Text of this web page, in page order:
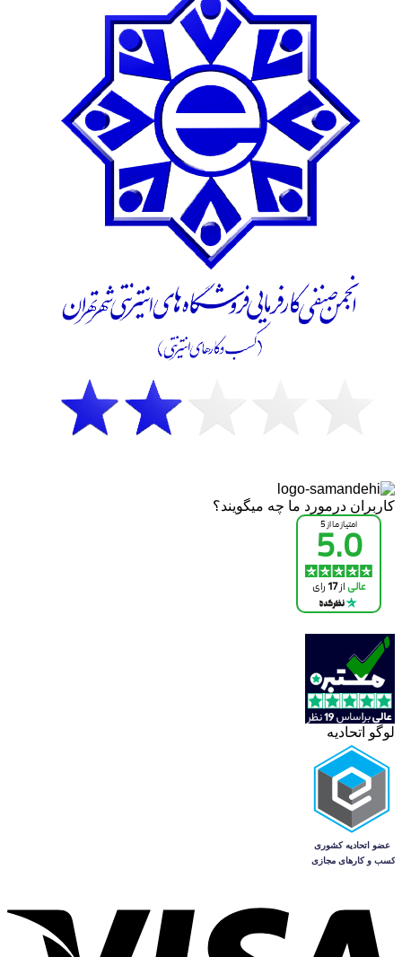
کاربران درمورد ما چه میگویند؟
لوگو اتحادیه